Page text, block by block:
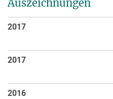
Auszeichnungen
2017
2017
2016